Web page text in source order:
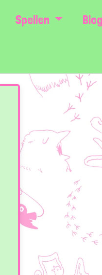
Spellen Blog